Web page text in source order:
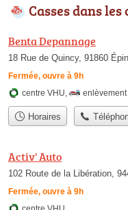
Casses dans
Benta Depannage
18 Rue de Quincy, 91860
Fermée, ouvre à 9h
centre VHU,
Horaires
Activ' Auto
102 Route de la Libération,
Fermée, ouvre à 9h